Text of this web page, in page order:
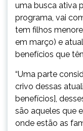
uma busca ativa
programa, vai
tem filhos
em março) e
benefícios que
“Uma parte
crivo dessas
benefícios],
são aqueles que
onde estão as